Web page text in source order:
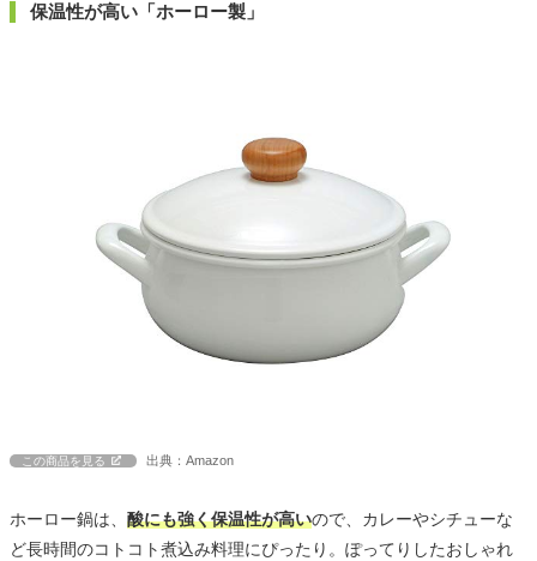
保温性が高い「ホーロー製」
この商品を見る 出典：Amazon
ホーロー鍋は、 酸にも強く保温性が高いので、カレーやシチューな
ど長時間のコトコト煮込み料理にぴったり。ぽってりしたおしゃれ